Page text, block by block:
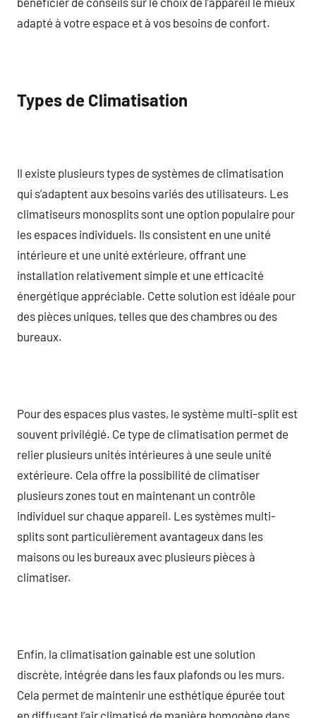
adapté à votre espace et à vos besoins de confort.
Types de Climatisation
Il existe plusieurs types de systèmes de climatisation
qui s’adaptent aux besoins variés des utilisateurs. Les
climatiseurs monosplits sont une option populaire pour
les espaces individuels. Ils consistent en une unité
intérieure et une unité extérieure, offrant une
installation relativement simple et une efficacité
énergétique appréciable. Cette solution est idéale pour
des pièces uniques, telles que des chambres ou des
bureaux.
Pour des espaces plus vastes, le système multi-split est
souvent privilégié. Ce type de climatisation permet de
relier plusieurs unités intérieures à une seule unité
extérieure. Cela offre la possibilité de climatiser
plusieurs zones tout en maintenant un contrôle
individuel sur chaque appareil. Les systèmes multi-
splits sont particulièrement avantageux dans les
maisons ou les bureaux avec plusieurs pièces à
climatiser.
Enfin, la climatisation gainable est une solution
discrète, intégrée dans les faux plafonds ou les murs.
Cela permet de maintenir une esthétique épurée tout
en diffusant l’air climatisé de manière homogène dans